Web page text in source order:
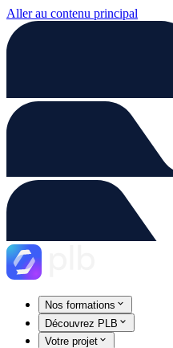
Aller au contenu principal
Nos formations
Découvrez PLB
Votre projet